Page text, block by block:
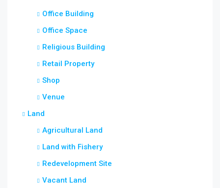
Office Building
Office Space
Religious Building
Retail Property
Shop
Venue
Land
Agricultural Land
Land with Fishery
Redevelopment Site
Vacant Land